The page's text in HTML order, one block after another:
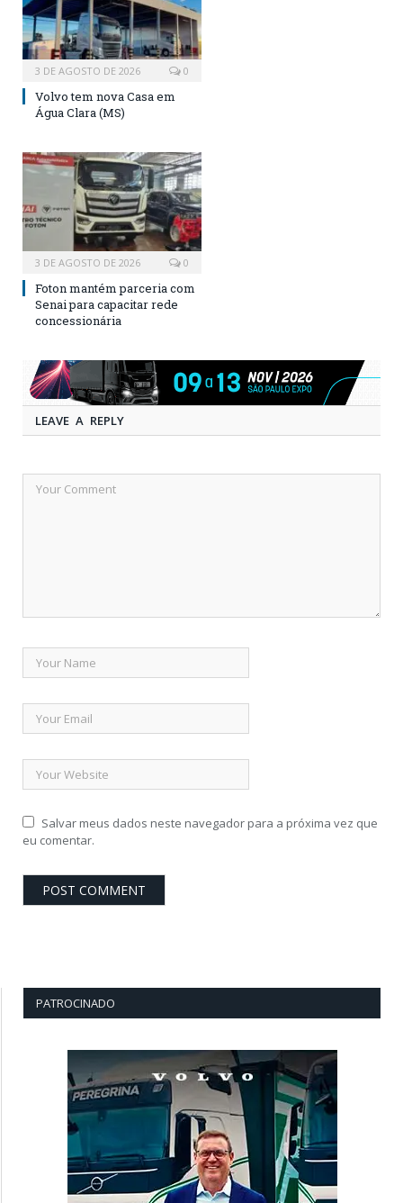
3 DE AGOSTO DE 2026 0
Volvo tem nova Casa em
Água Clara (MS)
3 DE AGOSTO DE 2026 0
Foton mantém parceria com
Senai para capacitar rede
concessionária
LEAVE A REPLY
Salvar meus dados neste navegador para a próxima vez que
eu comentar.
PATROCINADO